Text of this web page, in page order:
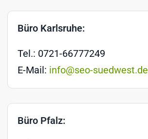
Büro Karlsruhe:
Tel.: 0721-66777249
E-Mail: info@seo-suedwest.de
Büro Pfalz: